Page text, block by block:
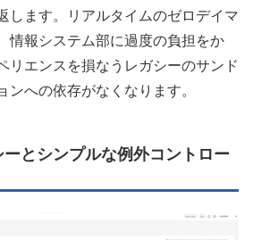
します。リアルタイムのゼロデイマ
情報システム部に過度の負担をか
リエンスを損なうレガシーのサンド
ンへの依存がなくなります。
とシンプルな例外コントロー